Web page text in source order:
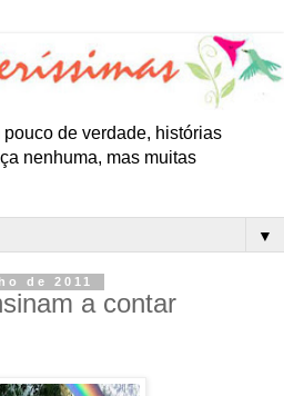
de verdade, histórias
nenhuma, mas muitas
▼
de 2011
a contar